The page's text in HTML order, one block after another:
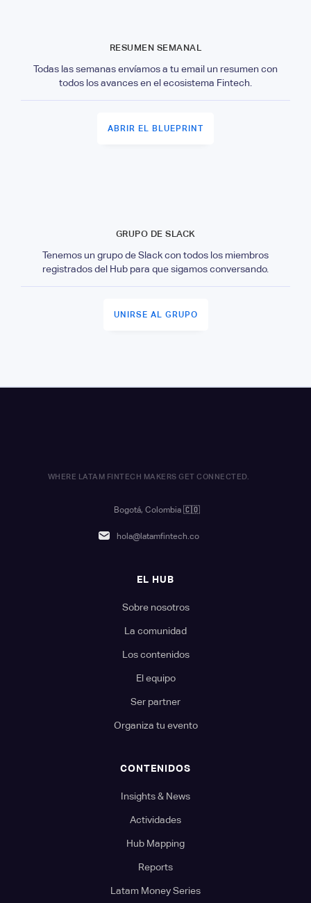
RESUMEN SEMANAL
Todas las semanas envíamos a tu email un resumen con
todos los avances en el ecosistema Fintech.
ABRIR EL BLUEPRINT
GRUPO DE SLACK
Tenemos un grupo de Slack con todos los miembros
registrados del Hub para que sigamos conversando.
UNIRSE AL GRUPO
WHERE LATAM FINTECH MAKERS GET CONNECTED.
Bogotá, Colombia 🇨🇴
hola@latamfintech.co
EL HUB
Sobre nosotros
La comunidad
Los contenidos
El equipo
Ser partner
Organiza tu evento
CONTENIDOS
Insights & News
Actividades
Hub Mapping
Reports
Latam Money Series